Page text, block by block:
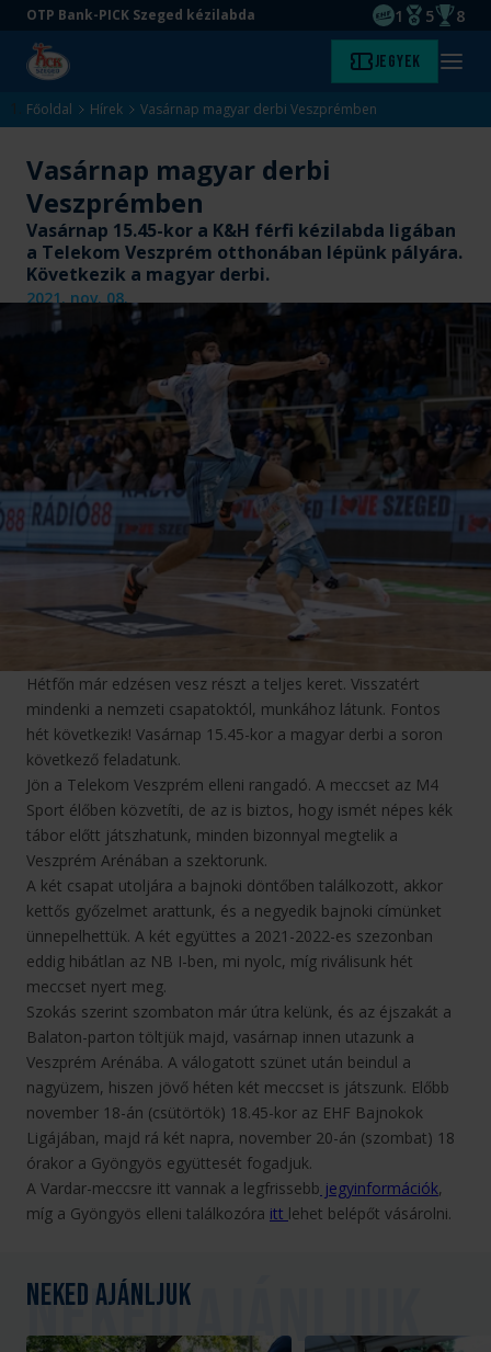
Ugrás
tartalomra
Ugrás
aljára
OTP Bank-PICK Szeged kézilabda
EHF
1
Magyar
5 8
Kezdőlap Jegyek Menü
Főoldal Hírek Vasárnap magyar derbi Veszprémben
Vasárnap magyar derbi
Veszprémben
Vasárnap 15.45-kor a K&H férfi kézilabda ligában
a Telekom Veszprém otthonában lépünk pályára.
Következik a magyar derbi.
2021. nov. 08.
Hétfőn már edzésen vesz részt a teljes keret. Visszatért
mindenki a nemzeti csapatoktól, munkához látunk. Fontos
hét következik! Vasárnap 15.45-kor a magyar derbi a soron
következő feladatunk.
Jön a Telekom Veszprém elleni rangadó. A meccset az M4
Sport élőben közvetíti, de az is biztos, hogy ismét népes kék
tábor előtt játszhatunk, minden bizonnyal megtelik a
Veszprém Arénában a szektorunk.
A két csapat utoljára a bajnoki döntőben találkozott, akkor
kettős győzelmet arattunk, és a negyedik bajnoki címünket
ünnepelhettük. A két együttes a 2021-2022-es szezonban
eddig hibátlan az NB I-ben, mi nyolc, míg riválisunk hét
meccset nyert meg.
Szokás szerint szombaton már útra kelünk, és az éjszakát a
Balaton-parton töltjük majd, vasárnap innen utazunk a
Veszprém Arénába. A válogatott szünet után beindul a
nagyüzem, hiszen jövő héten két meccset is játszunk. Előbb
november 18-án (csütörtök) 18.45-kor az EHF Bajnokok
Ligájában, majd rá két napra, november 20-án (szombat) 18
órakor a Gyöngyös együttesét fogadjuk.
A Vardar-meccsre itt vannak a legfrissebb jegyinformációk,
míg a Gyöngyös elleni találkozóra itt lehet belépőt vásárolni.
Neked ajánljuk